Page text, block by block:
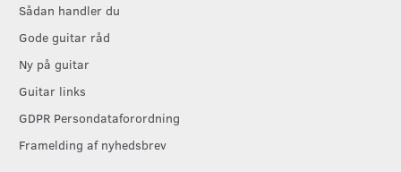
Sådan handler du
Gode guitar råd
Ny på guitar
Guitar links
GDPR Persondataforordning
Framelding af nyhedsbrev